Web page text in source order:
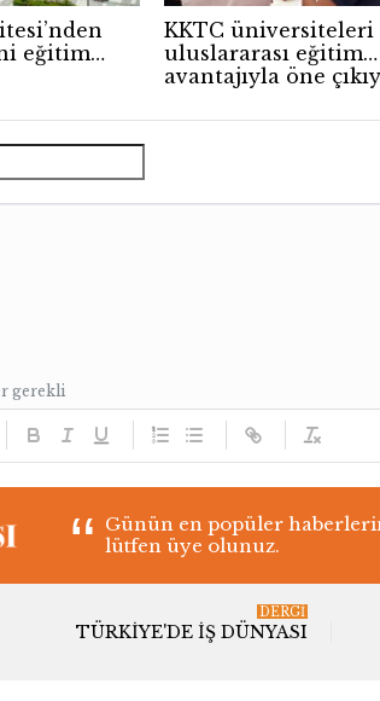
eğitim
KKTC üniversiteleri
uluslararası eğitim
avantajıyla öne
gerekli
Günün en popüler
lütfen üye olunuz.
TÜRKIYE'DE İŞ DÜNYASI
DERGI